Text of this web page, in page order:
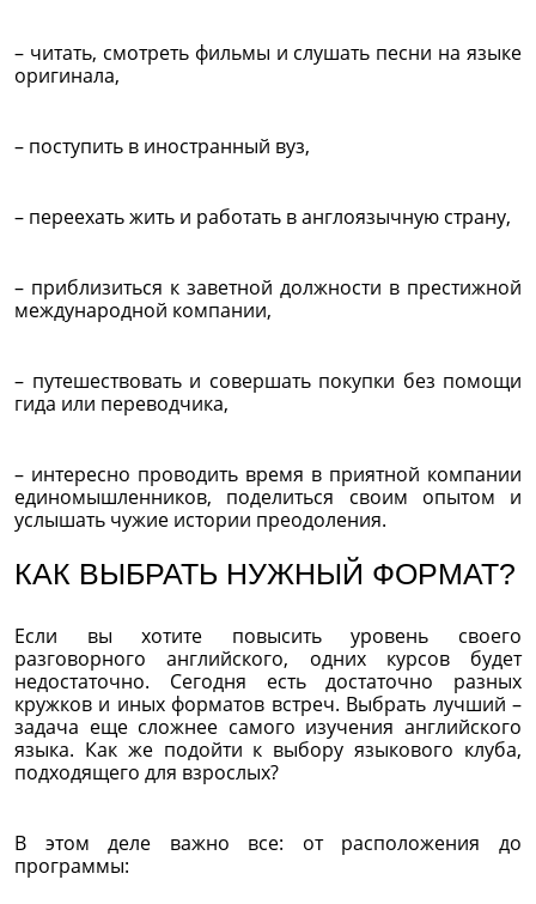
– читать, смотреть фильмы и слушать песни на языке
оригинала,
– поступить в иностранный вуз,
– переехать жить и работать в англоязычную страну,
– приблизиться к заветной должности в престижной
международной компании,
– путешествовать и совершать покупки без помощи
гида или переводчика,
– интересно проводить время в приятной компании
единомышленников, поделиться своим опытом и
услышать чужие истории преодоления.
КАК ВЫБРАТЬ НУЖНЫЙ ФОРМАТ?
Если вы хотите повысить уровень своего
разговорного английского, одних курсов будет
недостаточно. Сегодня есть достаточно разных
кружков и иных форматов встреч. Выбрать лучший –
задача еще сложнее самого изучения английского
языка. Как же подойти к выбору языкового клуба,
подходящего для взрослых?
В этом деле важно все: от расположения до
программы: